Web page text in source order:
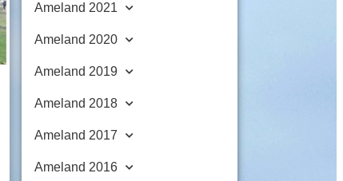
Ameland 2021
Ameland 2020
Ameland 2019
Ameland 2018
Ameland 2017
Ameland 2016